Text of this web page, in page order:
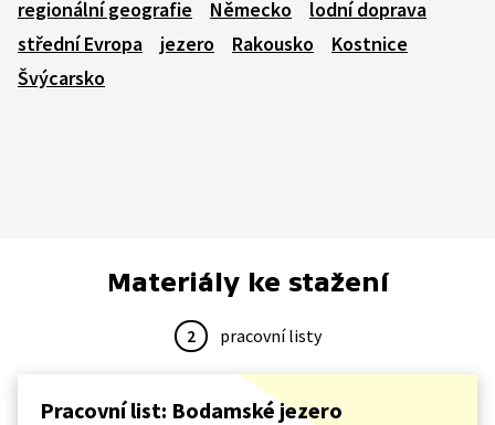
regionální geografie
Německo
lodní doprava
střední Evropa
jezero Rakousko
Kostnice
Švýcarsko
Materiály ke stažení
2 pracovní listy
Pracovní list: Bodamské jezero